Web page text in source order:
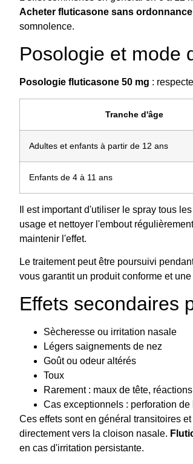
Acheter fluticasone sans ordonnance
somnolence.
Posologie et mode
Posologie fluticasone 50 mg :
Tranche d'âge
Adultes et enfants à partir de 12 ans
Enfants de 4 à 11 ans
Il est important d'utiliser le spray tous
usage et nettoyer l'embout
maintenir l'effet.
Le traitement peut être poursuivi
vous garantit un produit conforme et
Effets secondaires
Sècheresse ou irritation nasale
Légers saignements de nez
Goût ou odeur altérés
Toux
Rarement : maux de tête,
Cas exceptionnels : perforation
Ces effets sont en général transitoires
directement vers la cloison nasale.
en cas d'irritation persistante.